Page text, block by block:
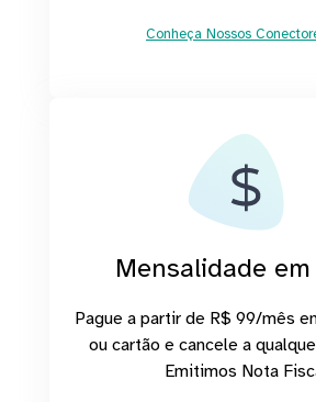
Conheça Nossos
Mensalidade
Pague a partir de R$ 99/mês
ou cartão e cancele a
Emitimos Nota